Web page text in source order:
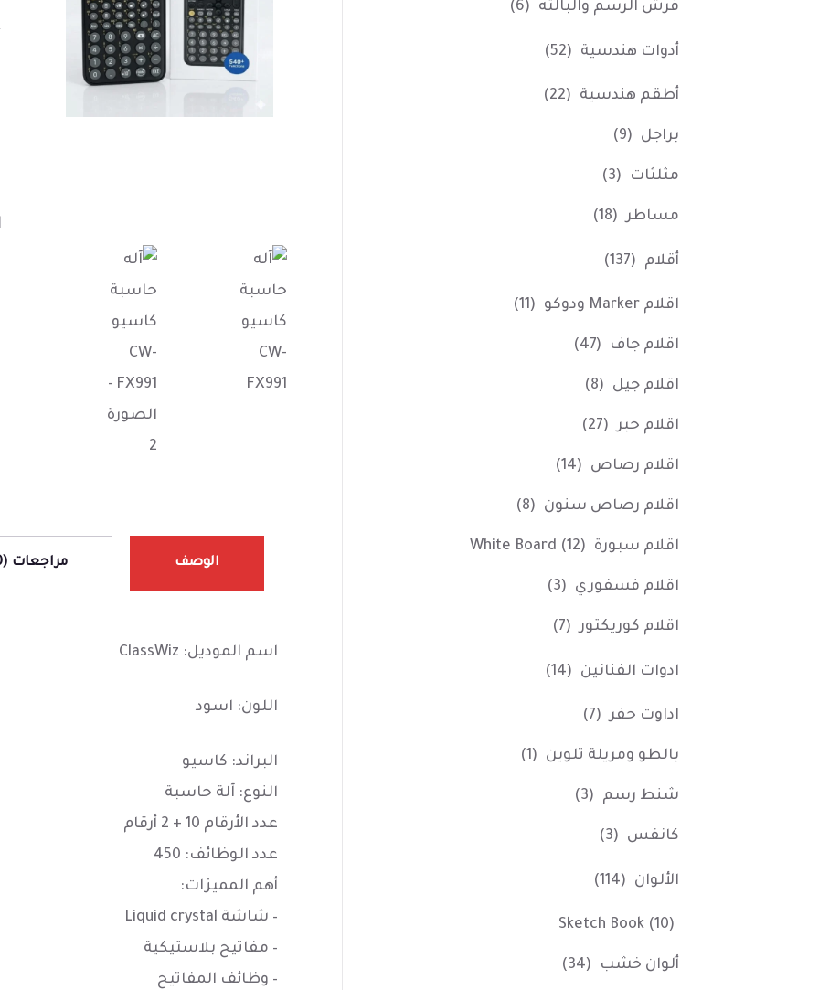
الوصف مراجعات (0)
اسم الموديل: ClassWiz
اللون: اسود
البراند: كاسيو
النوع: آلة حاسبة
عدد الأرقام 10 + 2 أرقام
عدد الوظائف: 450
أهم المميزات:
– شاشة Liquid crystal
– مفاتيح بلاستيكية
– وظائف المفاتيح
فرش الرسم والبالته (6)
أدوات هندسية (52)
أطقم هندسية (22)
براجل (9)
مثلثات (3)
مساطر (18)
أقلام (137)
اقلام Marker ودوكو (11)
اقلام جاف (47)
اقلام جيل (8)
اقلام حبر (27)
اقلام رصاص (14)
اقلام رصاص سنون (8)
اقلام سبورة White Board (12)
اقلام فسفوري (3)
اقلام كوريكتور (7)
ادوات الفنانين (14)
اداوت حفر (7)
بالطو ومريلة تلوين (1)
شنط رسم (3)
كانفس (3)
الألوان (114)
Sketch Book (10)
ألوان خشب (34)